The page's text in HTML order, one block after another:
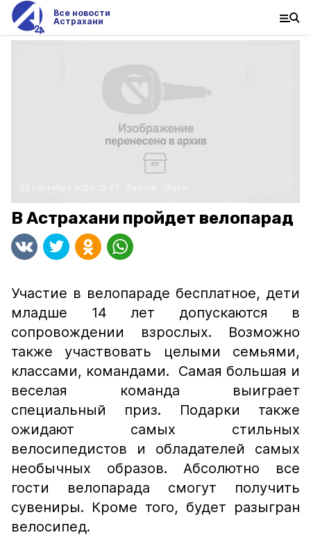
Все новости
Астрахани
В Астрахани пройдет велопарад
Участие в велопараде бесплатное, дети
младше 14 лет допускаются в
сопровождении взрослых. Возможно
также участвовать целыми семьями,
классами, командами. Самая большая и
веселая команда выиграет
специальный приз. Подарки также
ожидают самых стильных
велосипедистов и обладателей самых
необычных образов. Абсолютно все
гости велопарада смогут получить
сувениры. Кроме того, будет разыгран
велосипед.